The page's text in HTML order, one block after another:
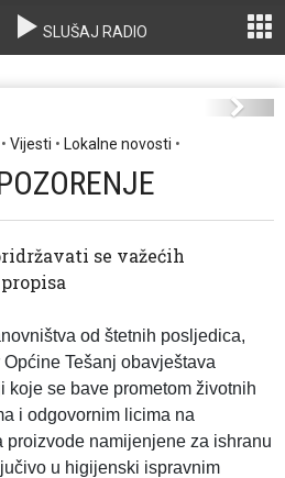
SLUŠAJ RADIO
Next
Vijesti • Lokalne novosti •
se važećih
od štetnih posljedica,
Tešanj obavještava
koje se bave prometom životnih
i odgovornim licima na
proizvode namijenjene za ishranu
u higijenski ispravnim